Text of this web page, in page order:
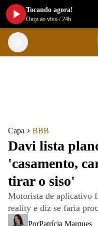
Capa BBB
Davi lista
'casamento,
tirar o siso'
Motorista de aplicativo
reality e diz se faria
PorPatrícia Marques
Tocando agora!
Ouça ao vivo /24h